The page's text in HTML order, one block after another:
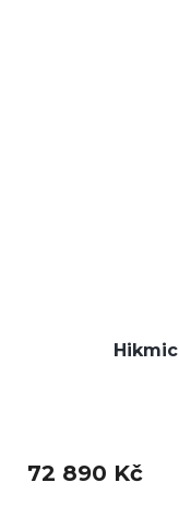
72 890 Kč